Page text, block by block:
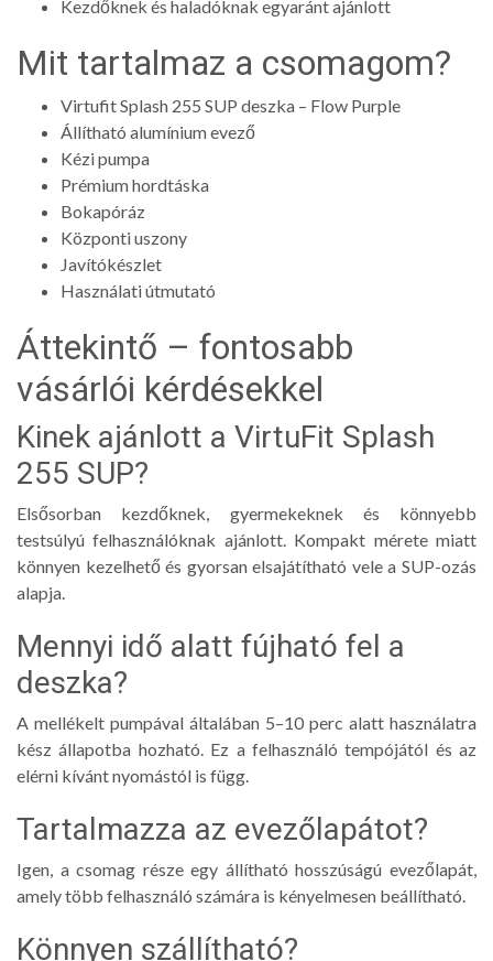
Kezdőknek és haladóknak egyaránt ajánlott
Mit tartalmaz a csomagom?
Virtufit Splash 255 SUP deszka – Flow Purple
Állítható alumínium evező
Kézi pumpa
Prémium hordtáska
Bokapóráz
Központi uszony
Javítókészlet
Használati útmutató
Áttekintő – fontosabb
vásárlói kérdésekkel
Kinek ajánlott a VirtuFit Splash
255 SUP?
Elsősorban kezdőknek, gyermekeknek és könnyebb
testsúlyú felhasználóknak ajánlott. Kompakt mérete miatt
könnyen kezelhető és gyorsan elsajátítható vele a SUP-ozás
alapja.
Mennyi idő alatt fújható fel a
deszka?
A mellékelt pumpával általában 5–10 perc alatt használatra
kész állapotba hozható. Ez a felhasználó tempójától és az
elérni kívánt nyomástól is függ.
Tartalmazza az evezőlapátot?
Igen, a csomag része egy állítható hosszúságú evezőlapát,
amely több felhasználó számára is kényelmesen beállítható.
Könnyen szállítható?